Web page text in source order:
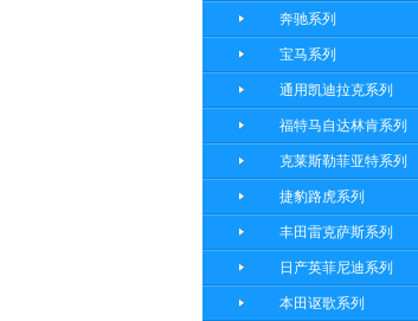
奔驰系列
宝马系列
通用凯迪拉克系列
福特马自达林肯系列
克莱斯勒菲亚特系列
捷豹路虎系列
丰田雷克萨斯系列
日产英菲尼迪系列
本田讴歌系列